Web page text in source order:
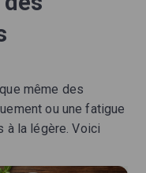
même des
ou une fatigue
à la légère. Voici